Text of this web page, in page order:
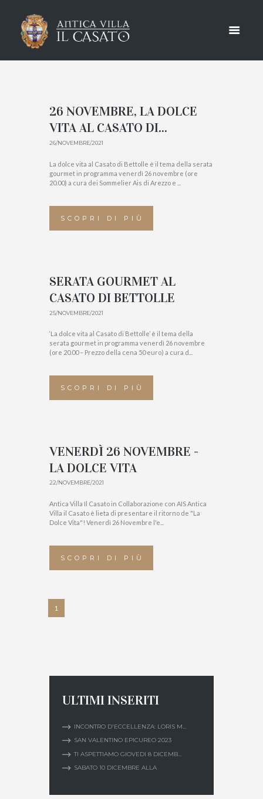
26 NOVEMBRE, LA DOLCE
VITA AL CASATO DI...
26/NOVEMBRE/2021
La dolce vita al Casato di Bettolle è il tema della serata
gourmet in programma venerdì 26 novembre (ore
20.00) a cura dei Sommelier Ais di Arezzo e ...
SCOPRI DI PIÙ
SERATA GOURMET AL
CASATO DI BETTOLLE
25/NOVEMBRE/2021
‘La dolce vita al Casato di Bettolle’ è il tema della
serata gourmet in programma venerdì 26 novembre
(ore 20.00 – Prezzo della cena 50 euro) a cura d...
SCOPRI DI PIÙ
VENERDÌ 26 NOVEMBRE -
LA DOLCE VITA
22/NOVEMBRE/2021
Antica Villa Il Casato in Collaborazione con AIS Antica
Villa il Casato è lieta di presentare il ritorno de "La
Dolce Vita"! Venerdì 26 Novembre l'e...
SCOPRI DI PIÙ
1
ULTIMI INSERITI
INCONTRO D'ECCELLENZA: LORIS M...
SAN VALENTINO EPICUREO 2023
TI ASPETTIAMO GIOVEDI 8 DICEMB...
SABATO 10 DICEMBRE ALLA